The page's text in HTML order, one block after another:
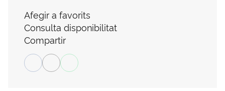
Afegir a favorits
Consulta disponibilitat
Compartir